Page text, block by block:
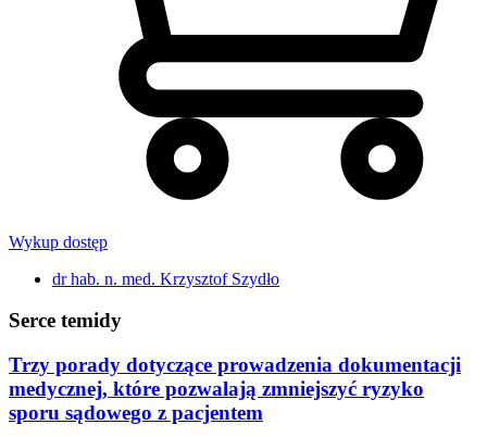
Wykup dostęp
dr hab. n. med. Krzysztof Szydło
Serce temidy
Trzy porady dotyczące prowadzenia dokumentacji
medycznej, które pozwalają zmniejszyć ryzyko
sporu sądowego z pacjentem